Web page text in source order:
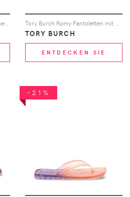
Dolce & Gabbana rubber beachwear flip-flops - Grün Tory Burch Romy Pantoletten mit Knöpfen - Schwarz
TORY BURCH
ENTDECKEN SIE
-21%